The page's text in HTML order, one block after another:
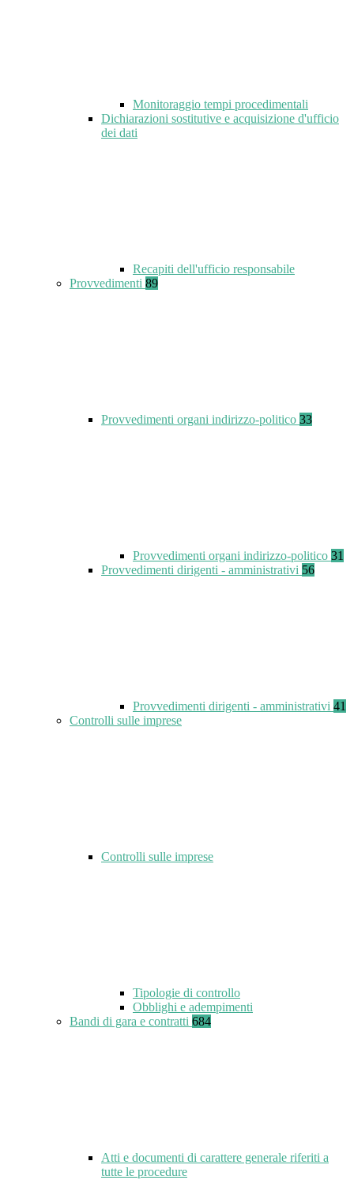
Monitoraggio tempi procedimentali
Dichiarazioni sostitutive e acquisizione d'ufficio
dei dati
Recapiti dell'ufficio responsabile
Provvedimenti 89
Provvedimenti organi indirizzo-politico 33
Provvedimenti organi indirizzo-politico 31
Provvedimenti dirigenti - amministrativi 56
Provvedimenti dirigenti - amministrativi 41
Controlli sulle imprese
Controlli sulle imprese
Tipologie di controllo
Obblighi e adempimenti
Bandi di gara e contratti 684
Atti e documenti di carattere generale riferiti a
tutte le procedure